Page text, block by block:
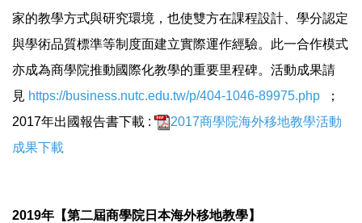
家的教學方式與研究環境，也使雙方在課程設計、學分認定
與學術品質標準等制度面建立實際運作經驗。此一合作模式
亦成為商學院推動國際化教學的重要里程碑。活動成果請
見 https://business.nutc.edu.tw/p/404-1046-89975.php ；
2017年出國報告書下載 :
2017商學院海外移地教學活動
成果下載
2019年【第二屆商學院日本海外移地教學】